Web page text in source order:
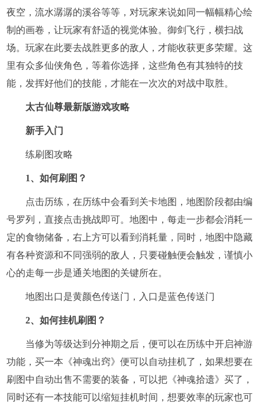
夜空，流水潺潺的溪谷等等，对玩家来说如同一幅幅精心绘
制的画卷，让玩家有舒适的视觉体验。御剑飞行，横扫战
场。玩家在此要去战胜更多的敌人，才能收获更多荣耀。这
里有众多仙侠角色，等着你选择，这些角色有其独特的技
能，发挥好他们的技能，才能在一次次的对战中取胜。
太古仙尊最新版游戏攻略
新手入门
练刷图攻略
1、如何刷图？
点击历练，在历练中会看到关卡地图，地图阶段都由编
号罗列，直接点击挑战即可。地图中，每走一步都会消耗一
定的食物储备，右上方可以看到消耗量，同时，地图中隐藏
有各种资源和不同强弱的敌人，只要碰触便会触发，谨慎小
心的走每一步是通关地图的关键所在。
地图出口是黄颜色传送门，入口是蓝色传送门
2、如何挂机刷图？
当修为等级达到分神期之后，便可以在历练中开启神游
功能，买一本《神魂出窍》便可以自动挂机了，如果想要在
刷图中自动出售不需要的装备，可以把《神魂拾遗》买了，
同时还有一本技能可以缩短挂机时间，想要效率的玩家也可